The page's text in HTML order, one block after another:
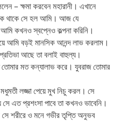
– ক্ষমা করবেন মহারানী। এখানে
থাকে সে হল আমি। আজ যে
কখনও স্বপ্নেও কল্পনা করিনি।
আমি বড়ই মানসিক আনন্দ লাভ করলাম।
আছে তা বলাই বাহুল্য।
তোমার মত কন্যালাভ করে। যুবরাজ তোমার
লজ্জা পেয়ে মুখ নিচু করল। সে
এত প্রশংসা পাবে তা কখনও ভাবেনি।
সে শরীরে ও মনে গভীর তৃপ্তি অনুভব